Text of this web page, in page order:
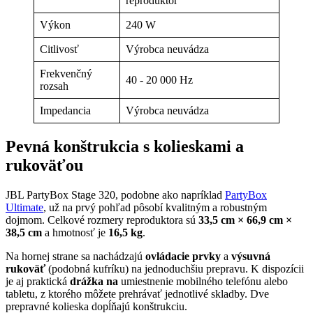
Výkon 240 W
Citlivosť Výrobca neuvádza
Frekvenčný
rozsah
40 - 20 000 Hz
Impedancia Výrobca neuvádza
Pevná konštrukcia s kolieskami a
rukoväťou
JBL PartyBox Stage 320, podobne ako napríklad PartyBox
Ultimate, už na prvý pohľad pôsobí kvalitným a robustným
dojmom. Celkové rozmery reproduktora sú 33,5 cm × 66,9 cm ×
38,5 cm a hmotnosť je 16,5 kg.
Na hornej strane sa nachádzajú ovládacie prvky a výsuvná
rukoväť(podobná kufríku) na jednoduchšiu prepravu. K dispozícii
je aj praktická drážka na umiestnenie mobilného telefónu alebo
tabletu, z ktorého môžete prehrávať jednotlivé skladby. Dve
prepravné kolieska dopĺňajú konštrukciu.